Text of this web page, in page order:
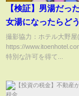
【検証】男湯だっ
女湯になったらど
撮影協力：ホテル大野
https://
特別な許可を得て...